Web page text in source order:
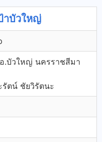
าบัวใหญ่
.บัวใหญ่ นครราชสีมา
รัตน์ ชัยวิรัตนะ